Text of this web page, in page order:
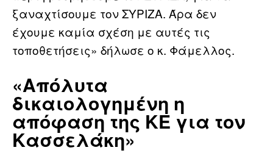
ξαναχτίσουμε τον ΣΥΡΙΖΑ. Άρα δεν
έχουμε καμία σχέση με αυτές τις
τοποθετήσεις» δήλωσε ο κ. Φάμελλος.
«Απόλυτα
δικαιολογημένη η
απόφαση της ΚΕ για τον
Κασσελάκη»